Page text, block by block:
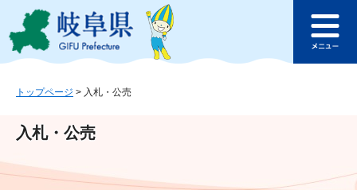
ジ
ュ
文
このページの本文へ
ュ
トップページ > 入札・公売
入札・公売